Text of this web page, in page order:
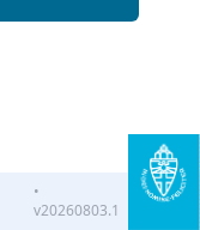
•
v20260803.1